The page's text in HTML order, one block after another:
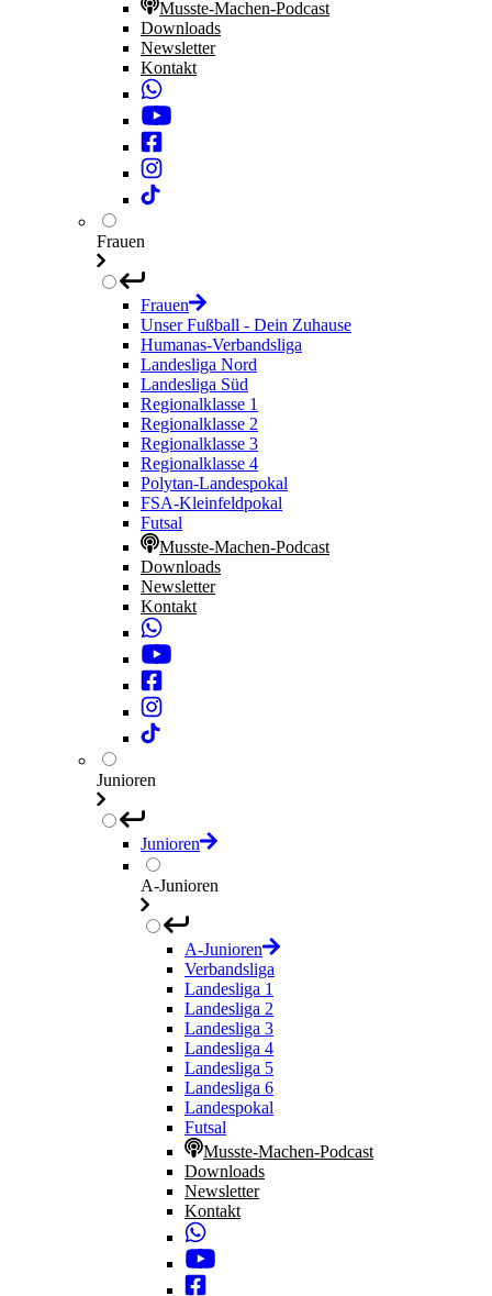
Musste-Machen-Podcast
Downloads
Newsletter
Kontakt
Frauen
Frauen
Unser Fußball - Dein Zuhause
Humanas-Verbandsliga
Landesliga Nord
Landesliga Süd
Regionalklasse 1
Regionalklasse 2
Regionalklasse 3
Regionalklasse 4
Polytan-Landespokal
FSA-Kleinfeldpokal
Futsal
Musste-Machen-Podcast
Downloads
Newsletter
Kontakt
Junioren
Junioren
A-Junioren
A-Junioren
Verbandsliga
Landesliga 1
Landesliga 2
Landesliga 3
Landesliga 4
Landesliga 5
Landesliga 6
Landespokal
Futsal
Musste-Machen-Podcast
Downloads
Newsletter
Kontakt